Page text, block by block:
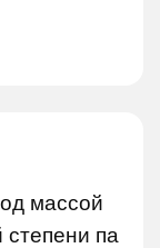
массой
степени па